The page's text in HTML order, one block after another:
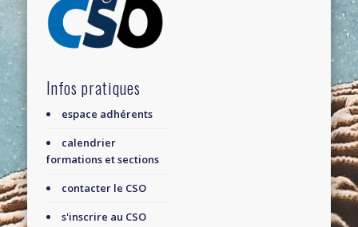
Infos pratiques
espace adhérents
calendrier
formations et sections
contacter le CSO
s'inscrire au CSO